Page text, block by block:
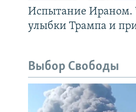
Испытание Ираном.
улыбки Трампа и
Выбор Свободы